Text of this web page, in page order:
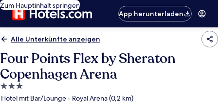
Zum Hauptinhalt springen
App herunterladen
Alle Unterkünfte anzeigen
Four Points Flex by Sheraton
Copenhagen Arena
3.0-
Sterne-
Hotel mit Bar/Lounge - Royal Arena (0,2 km)